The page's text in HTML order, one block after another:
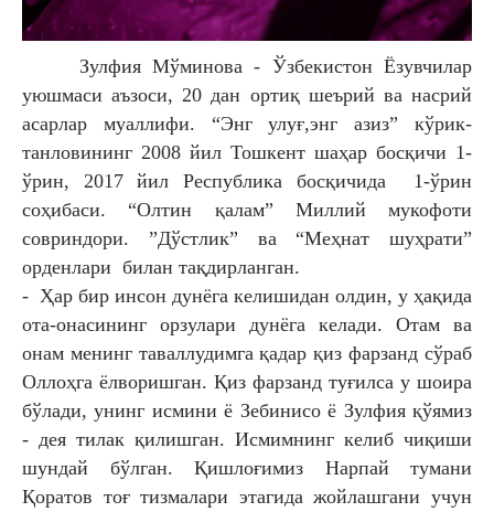
Зулфия Мўминова - Ўзбекистон Ёзувчилар
уюшмаси аъзоси, 20 дан ортиқ шеърий ва насрий
асарлар муаллифи. “Энг улуғ,энг азиз” кўрик-
танловининг 2008 йил Тошкент шаҳар босқичи 1-
ўрин, 2017 йил Республика босқичида 1-ўрин
соҳибаси. “Олтин қалам” Миллий мукофоти
совриндори. ”Дўстлик” ва “Меҳнат шуҳрати”
орденлари билан тақдирланган.
- Ҳар бир инсон дунёга келишидан олдин, у ҳақида
ота-онасининг орзулари дунёга келади. Отам ва
онам менинг таваллудимга қадар қиз фарзанд сўраб
Оллоҳга ёлворишган. Қиз фарзанд туғилса у шоира
бўлади, унинг исмини ё Зебинисо ё Зулфия қўямиз
- дея тилак қилишган. Исмимнинг келиб чиқиши
шундай бўлган. Қишлоғимиз Нарпай тумани
Қоратов тоғ тизмалари этагида жойлашгани учун